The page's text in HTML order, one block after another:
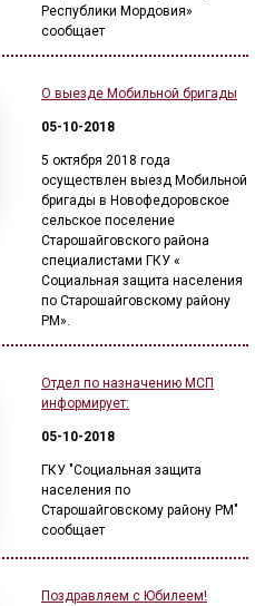
Республики Мордовия»
сообщает
О выезде Мобильной бригады
05-10-2018
5 октября 2018 года
осуществлен выезд Мобильной
бригады в Новофедоровское
сельское поселение
Старошайговского района
специалистами ГКУ «
Социальная защита населения
по Старошайговскому району
РМ».
Отдел по назначению МСП
информирует:
05-10-2018
ГКУ "Социальная защита
населения по
Старошайговскому району РМ"
сообщает
Поздравляем с Юбилеем!